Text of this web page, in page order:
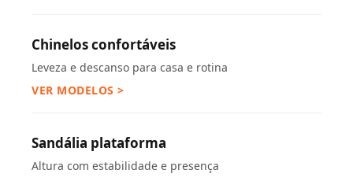
Chinelos confortáveis
Leveza e descanso para casa e rotina
VER MODELOS >
Sandália plataforma
Altura com estabilidade e presença